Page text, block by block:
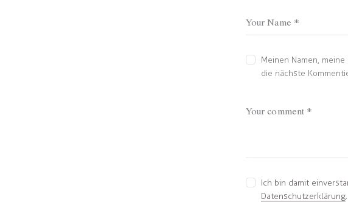
Meinen Namen,
die nächste
Ich bin damit
Datenschutzerklärung.